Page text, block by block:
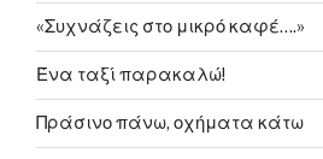
«Συχνάζεις στο μικρό καφέ….»
Ένα ταξί παρακαλώ!
Πράσινο πάνω, οχήματα κάτω